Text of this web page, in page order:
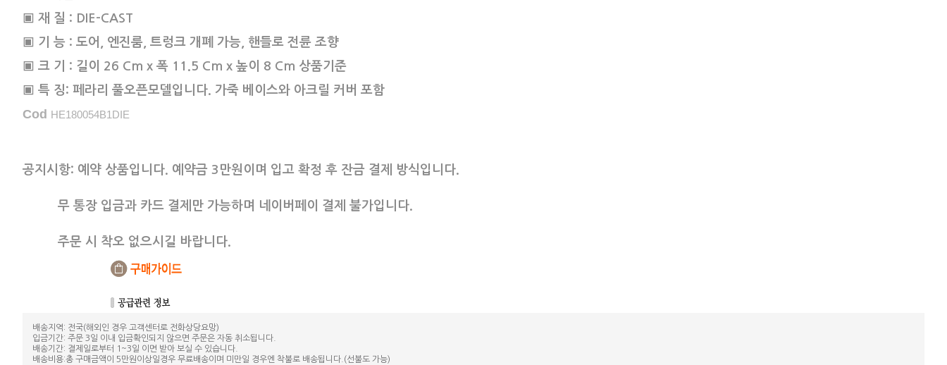
▣ 재 질 : DIE-CAST
▣ 기 능 : 도어, 엔진룸, 트렁크 개폐 가능, 핸들로 전륜 조향
▣ 크 기 : 길이 26 Cm x 폭 11.5 Cm x 높이 8 Cm 상품기준
▣ 특 징: 페라리 풀오픈모델입니다. 가죽 베이스와 아크릴 커버 포함
Cod HE180054B1DIE
공지시항: 예약 상품입니다. 예약금 3만원이며 입고 확정 후 잔금 결제 방식입니다.
무 통장 입금과 카드 결제만 가능하며 네이버페이 결제 불가입니다.
주문 시 착오 없으시길 바랍니다.
배송지역: 전국(해외인 경우 고객센터로 전화상당요망)
입금기간: 주문 3일 이내 입금확인되지 않으면 주문은 자동 취소됩니다.
배송기간: 결제일로부터 1~3일 이면 받아 보실 수 있습니다.
배송비용:총 구매금액이 5만원이상일경우 무료배송이며 미만일 경우엔 착불로 배송됩니다.(선불도 가능)